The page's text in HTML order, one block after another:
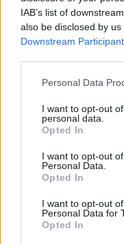
IAB’s list of
also be disclosed by
Downstream
Please note that this
not limited to your visit
grant or deny consent
use your data for
consent section.
Personal Data
I want to opt-out
personal data.
Opted In
I want to opt-out
Personal Data.
Opted In
I want to opt-out
Personal Data for
Opted In
Kecskeméten is
Gál Ferenc Egyetem
MAGYAR ÉPÍTŐK